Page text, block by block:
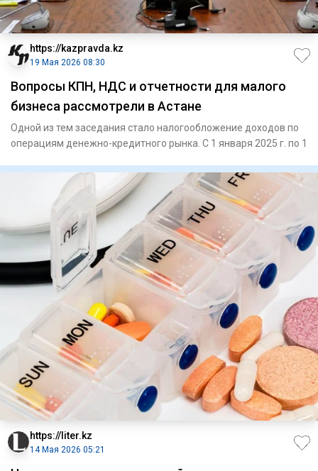
https://kazpravda.kz
19 Мая 2026 08:30
Вопросы КПН, НДС и отчетности для малого
бизнеса рассмотрели в Астане
Одной из тем заседания стало налогообложение доходов по
операциям денежно-кредитного рынка. С 1 января 2025 г. по 1
https://liter.kz
14 Мая 2026 05:21